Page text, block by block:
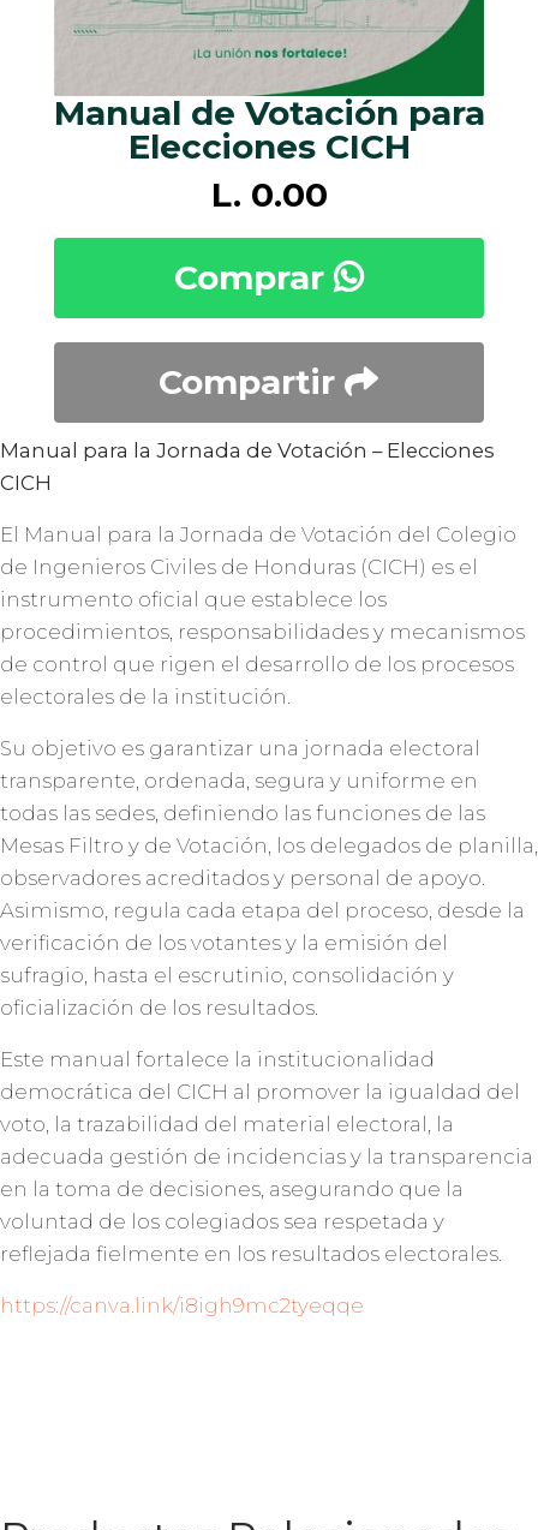
Manual de Votación para
Elecciones CICH
L. 0.00
Comprar
Compartir
Manual para la Jornada de Votación – Elecciones
CICH
El Manual para la Jornada de Votación del Colegio
de Ingenieros Civiles de Honduras (CICH) es el
instrumento oficial que establece los
procedimientos, responsabilidades y mecanismos
de control que rigen el desarrollo de los procesos
electorales de la institución.
Su objetivo es garantizar una jornada electoral
transparente, ordenada, segura y uniforme en
todas las sedes, definiendo las funciones de las
Mesas Filtro y de Votación, los delegados de planilla,
observadores acreditados y personal de apoyo.
Asimismo, regula cada etapa del proceso, desde la
verificación de los votantes y la emisión del
sufragio, hasta el escrutinio, consolidación y
oficialización de los resultados.
Este manual fortalece la institucionalidad
democrática del CICH al promover la igualdad del
voto, la trazabilidad del material electoral, la
adecuada gestión de incidencias y la transparencia
en la toma de decisiones, asegurando que la
voluntad de los colegiados sea respetada y
reflejada fielmente en los resultados electorales.
https://canva.link/i8igh9mc2tyeqqe